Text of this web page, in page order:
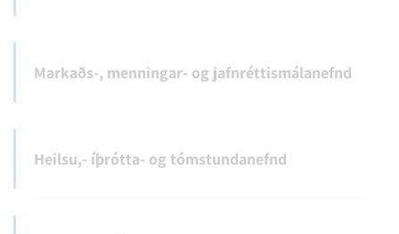
Markaðs-, menningar- og jafnréttismálanefnd
Heilsu,- íþrótta- og tómstundanefnd